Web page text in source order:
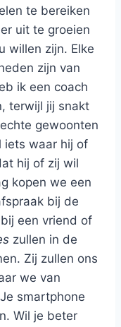
te bereiken
uit te groeien
willen zijn. Elke
zijn van
ik een coach
terwijl jij snakt
gewoonten
iets waar hij of
hij of zij wil
kopen we een
bij de
een vriend of
zullen in de
Zij zullen ons
we van
smartphone
Wil je beter